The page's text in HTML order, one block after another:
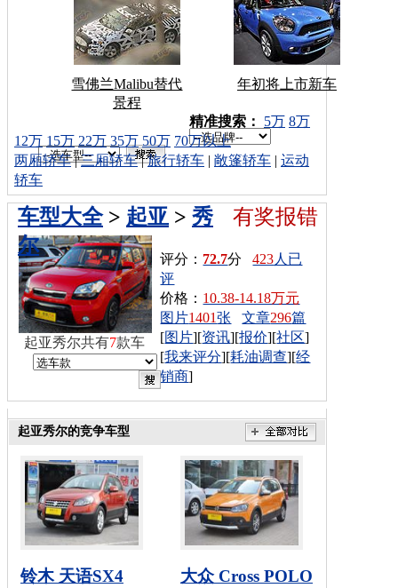
雪佛兰Malibu替代
景程
年初将上市新车
车型搜索：
精准搜索： 5万 8万
12万 15万 22万 35万 50万 70万以上
两厢轿车|三厢轿车|旅行轿车 | 敞篷轿车 | 运动
轿车
有奖报错
车型大全> 起亚 > 秀
尔
评分： 72.7分423人已
评
价格： 10.38-14.18万元
图片1401张 文章296篇
[图片][资讯][报价][社区]
[我来评分][耗油调查][经
销商]
起亚秀尔共有7款车
起亚秀尔的竞争车型
铃木 天语SX4 大众 Cross POLO